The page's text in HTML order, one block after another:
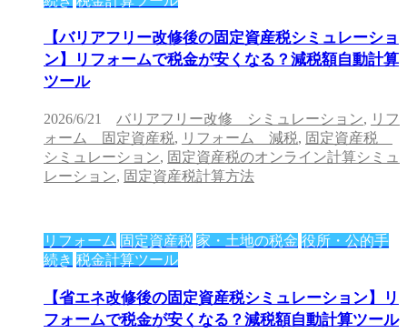
【バリアフリー改修後の固定資産税シミュレーショ
ン】リフォームで税金が安くなる？減税額自動計算
ツール
2026/6/21 バリアフリー改修 シミュレーション, リフ
ォーム 固定資産税, リフォーム 減税, 固定資産税
シミュレーション, 固定資産税のオンライン計算シミュ
レーション, 固定資産税計算方法
リフォーム 固定資産税 家・土地の税金 役所・公的手
続き 税金計算ツール
【省エネ改修後の固定資産税シミュレーション】リ
フォームで税金が安くなる？減税額自動計算ツール